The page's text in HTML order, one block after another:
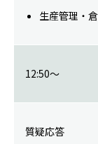
生産管理・
12:50～
質疑応答